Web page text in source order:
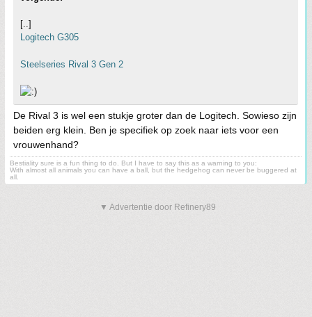
[..]
Logitech G305
Steelseries Rival 3 Gen 2
De Rival 3 is wel een stukje groter dan de Logitech. Sowieso zijn
beiden erg klein. Ben je specifiek op zoek naar iets voor een
vrouwenhand?
Bestiality sure is a fun thing to do. But I have to say this as a warning to you:
With almost all animals you can have a ball, but the hedgehog can never be buggered at
all.
▼ Advertentie door Refinery89